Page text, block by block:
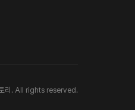
리. All rights reserved.